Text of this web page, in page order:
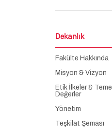
Dekanlık
Fakülte Hakkında
Misyon & Vizyon
Etik İlkeler & Temel
Değerler
Yönetim
Teşkilat Şeması